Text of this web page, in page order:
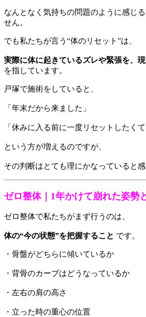
なんとなく気持ちの問題のように感じ
せん。
でも私たちが言う“体のリセット”は、
実際に体に起きているズレや緊張を、
を指しています。
戸塚で施術をしていると、
「年末だから来ました」
「休みに入る前に一度リセットしたくて
という方が増えるのですが、
その判断はとても理にかなっていると感
ゼロ整体｜1年かけて崩れた姿勢
ゼロ整体で私たちがまず行うのは、
体の“今の状態”を把握すること です。
・骨盤がどちらに傾いているか
・背骨のカーブはどうなっているか
・左右の肩の高さ
・立った時の重心の位置